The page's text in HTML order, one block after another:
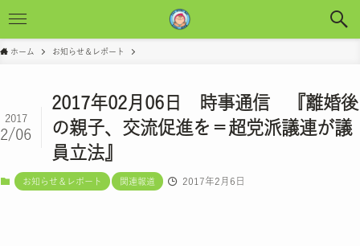
ホーム お知らせ＆レポート
2017年02月06日 時事通信 『離婚後
の親子、交流促進を＝超党派議連が議
員立法』
2017
2/06
お知らせ＆レポート 関連報道 2017年2月6日